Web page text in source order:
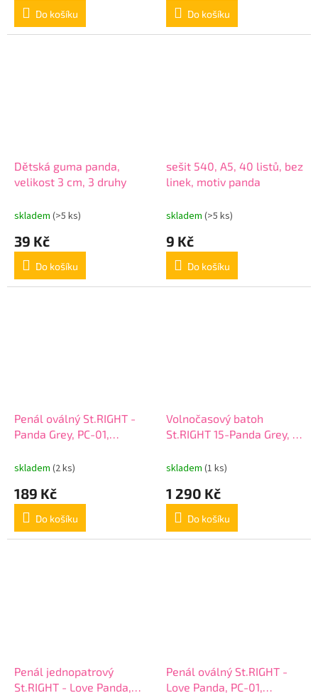
Do košíku Do košíku
Dětská guma panda,
velikost 3 cm, 3 druhy
skladem (>5 ks)
39 Kč
Do košíku
sešit 540, A5, 40 listů, bez
linek, motiv panda
skladem (>5 ks)
9 Kč
Do košíku
Penál oválný St.RIGHT -
Panda Grey, PC-01,
skladem (2 ks)
189 Kč
Do košíku
Volnočasový batoh
St.RIGHT 15-Panda Grey, 3
rozměry: 39 x 27 x 17 cm
skladem (1 ks)
1 290 Kč
Do košíku
Penál jednopatrový
St.RIGHT - Love Panda,
Penál oválný St.RIGHT -
Love Panda, PC-01,